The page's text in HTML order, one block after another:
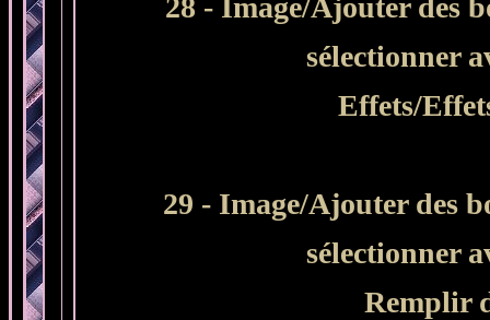
28 - Image/Ajouter des
sélectionner
Effets/
29 - Image/Ajouter des
sélectionner
Remplir